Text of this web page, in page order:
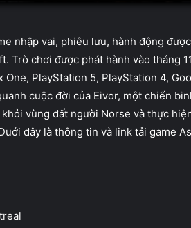
nhập vai, phiêu lưu, hành động
Trò chơi được phát hành vào tháng
PlayStation 5, PlayStation 4,
cuộc đời của Eivor, một chiến
vùng đất người Norse và thực
đây là thông tin và link tải game